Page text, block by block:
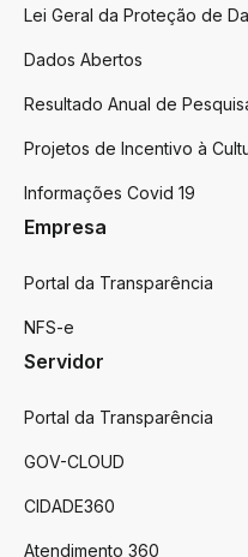
Lei Geral da Proteção de
Dados Abertos
Resultado Anual de
Projetos de Incentivo à
Informações Covid 19
Empresa
Portal da Transparência
NFS-e
Servidor
Portal da Transparência
GOV-CLOUD
CIDADE360
Atendimento 360